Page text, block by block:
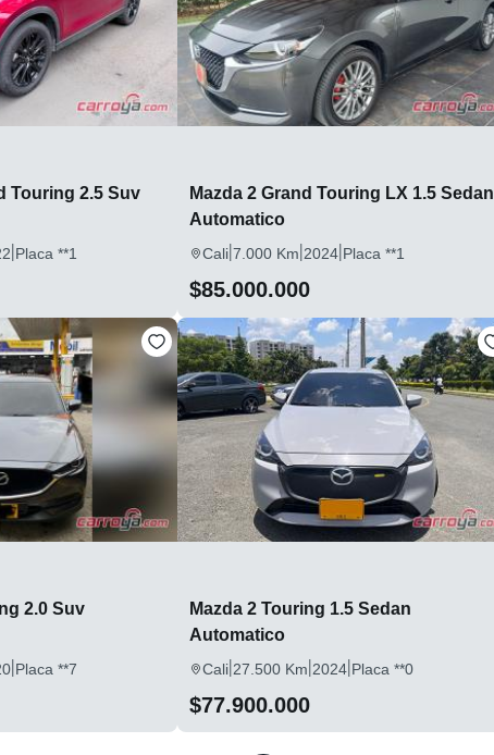
Touring 2.5 Suv
|Placa **1
Mazda 2 Grand Touring LX 1.5 Sedan
Automatico
Cali|7.000 Km|2024|Placa **1
$85.000.000
2.0 Suv
|Placa **7
Mazda 2 Touring 1.5 Sedan
Automatico
Cali|27.500 Km|2024|Placa **0
$77.900.000